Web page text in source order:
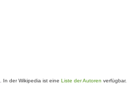
. In der Wikipedia ist eine Liste der Autoren verfügbar.